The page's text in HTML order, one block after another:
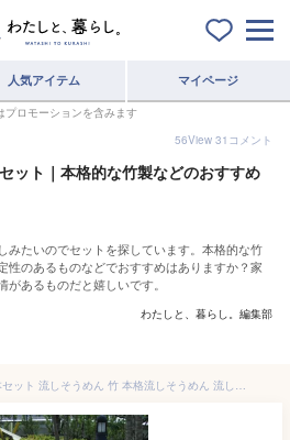
人気アイテム マイページ
プロモーションを含みます
56View 31 コメント
ット｜本格的な竹製などのおすすめ
みたいのでセットを探しています。本格的な竹
性のあるものなどでおすすめはありますか？家
あるものだと嬉しいです。
わたしと、暮らし。編集部
流しそうめん 人工竹 基本セット 流しそうめん 竹 本格流しそうめん 流しそうめん人工竹 流しそうめんセット